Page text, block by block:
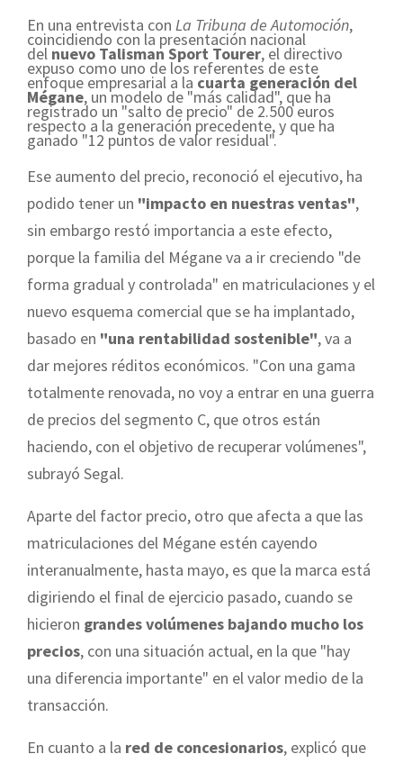
En una entrevista con La Tribuna de Automoción,
coincidiendo con la presentación nacional
del nuevo Talisman Sport Tourer, el directivo
expuso como uno de los referentes de este
enfoque empresarial a la cuarta generación del
Mégane, un modelo de "más calidad", que ha
registrado un "salto de precio" de 2.500 euros
respecto a la generación precedente, y que ha
ganado "12 puntos de valor residual".
Ese aumento del precio, reconoció el ejecutivo, ha
podido tener un "impacto en nuestras ventas",
sin embargo restó importancia a este efecto,
porque la familia del Mégane va a ir creciendo "de
forma gradual y controlada" en matriculaciones y el
nuevo esquema comercial que se ha implantado,
basado en "una rentabilidad sostenible", va a
dar mejores réditos económicos. "Con una gama
totalmente renovada, no voy a entrar en una guerra
de precios del segmento C, que otros están
haciendo, con el objetivo de recuperar volúmenes",
subrayó Segal.
Aparte del factor precio, otro que afecta a que las
matriculaciones del Mégane estén cayendo
interanualmente, hasta mayo, es que la marca está
digiriendo el final de ejercicio pasado, cuando se
hicieron grandes volúmenes bajando mucho los
precios, con una situación actual, en la que "hay
una diferencia importante" en el valor medio de la
transacción.
En cuanto a la red de concesionarios, explicó que